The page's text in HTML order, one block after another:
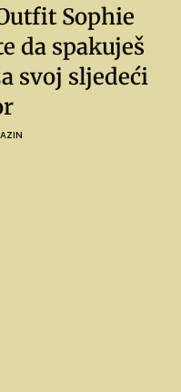
Sophie
da spakuješ
svoj sljedeći